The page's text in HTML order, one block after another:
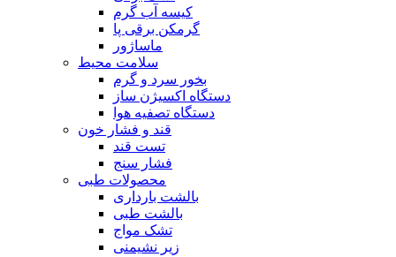
کیسه آب گرم
گرمکن برقی پا
ماساژور
سلامت محیط
بخور سرد و گرم
دستگاه اکسیژن ساز
دستگاه تصفیه هوا
قند و فشار خون
تست قند
فشار سنج
محصولات طبی
بالشت بارداری
بالشت طبی
تشک مواج
زیر نشیمنی